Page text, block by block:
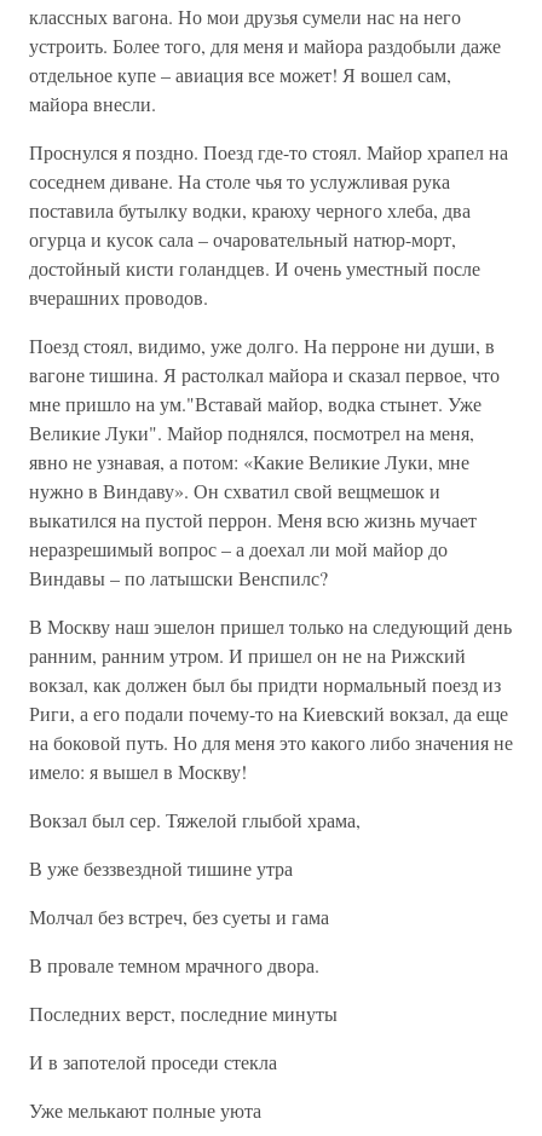
классных вагона. Но мои друзья сумели нас на него
устроить. Более того, для меня и майора раздобыли даже
отдельное купе – авиация все может! Я вошел сам,
майора внесли.
Проснулся я поздно. Поезд где-то стоял. Майор храпел на
соседнем диване. На столе чья то услужливая рука
поставила бутылку водки, краюху черного хлеба, два
огурца и кусок сала – очаровательный натюр-морт,
достойный кисти голандцев. И очень уместный после
вчерашних проводов.
Поезд стоял, видимо, уже долго. На перроне ни души, в
вагоне тишина. Я растолкал майора и сказал первое, что
мне пришло на ум."Вставай майор, водка стынет. Уже
Великие Луки". Майор поднялся, посмотрел на меня,
явно не узнавая, а потом: «Какие Великие Луки, мне
нужно в Виндаву». Он схватил свой вещмешок и
выкатился на пустой перрон. Меня всю жизнь мучает
неразрешимый вопрос – а доехал ли мой майор до
Виндавы – по латышски Венспилс?
В Москву наш эшелон пришел только на следующий день
ранним, ранним утром. И пришел он не на Рижский
вокзал, как должен был бы придти нормальный поезд из
Риги, а его подали почему-то на Киевский вокзал, да еще
на боковой путь. Но для меня это какого либо значения не
имело: я вышел в Москву!
Вокзал был сер. Тяжелой глыбой храма,
В уже беззвездной тишине утра
Молчал без встреч, без суеты и гама
В провале темном мрачного двора.
Последних верст, последние минуты
И в запотелой проседи стекла
Уже мелькают полные уюта